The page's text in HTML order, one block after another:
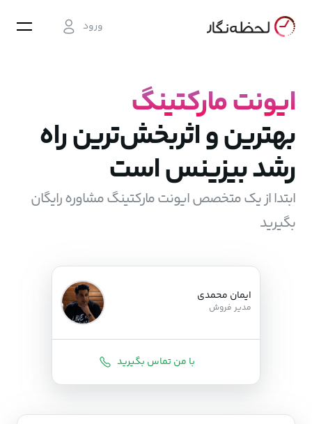
ورود
ایونت مارکتینگ
بهترین و اثربخش‌ترین راه
رشد بیزینس است
ابتدا از یک متخصص ایونت مارکتینگ مشاوره رایگان
بگیرید
ایمان محمدی
مدیر فروش
با من تماس بگیرید